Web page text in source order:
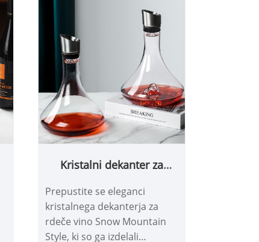
Kristalni dekanter za
gore
Prepustite se eleganci
kristalnega dekanterja za
rdeče vino Snow Mountain
Style, ki so ga izdelali